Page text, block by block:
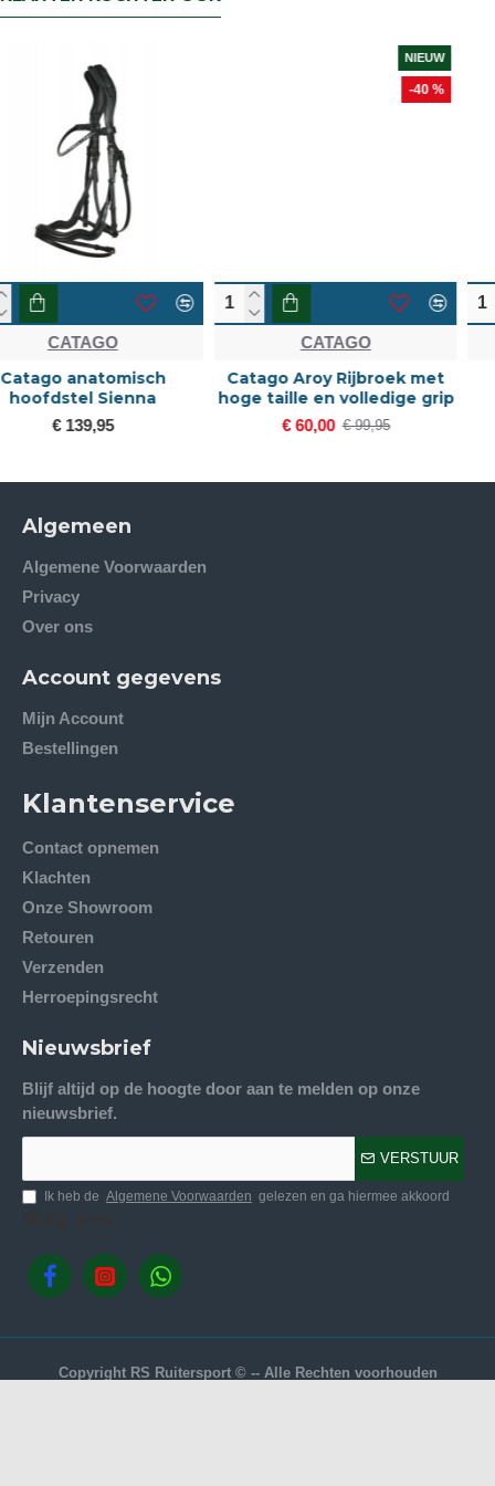
CATAGO
Catago Aroy Rijbroek met
hoge taille en volledige grip
€ 60,00
CATAGO
Catago Bamboo
zomerdeken
€ 99,95
Algemeen
Algemene Voorwaarden
Privacy
Over ons
Account gegevens
Mijn Account
Bestellingen
Klantenservice
Contact opnemen
Klachten
Onze Showroom
Retouren
Verzenden
Herroepingsrecht
Nieuwsbrief
Blijf altijd op de hoogte door aan te melden op onze
nieuwsbrief.
VERSTUUR
Ik heb de Algemene Voorwaarden gelezen en ga hiermee akkoord
Copyright RS Ruitersport © -- Alle Rechten voorhouden